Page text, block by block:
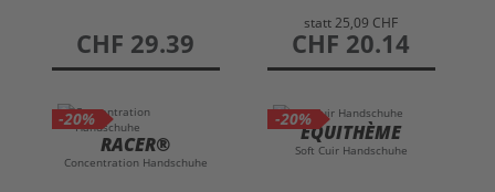
preis
CHF 29.39
statt25,09 CHF
preis
CHF 20.14
-20%
RACER®
Concentration Handschuhe
-20%
EQUITHÈME
Soft Cuir Handschuhe